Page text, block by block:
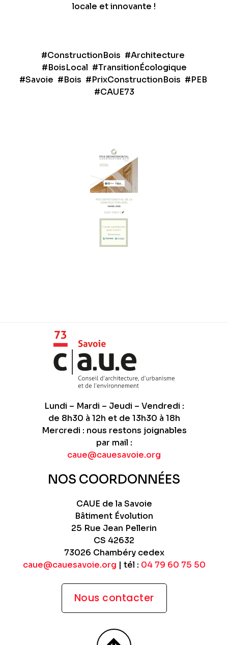
locale et innovante !
#ConstructionBois #Architecture
#BoisLocal #TransitionÉcologique
#Savoie #Bois #PrixConstructionBois #PEB
#CAUE73
Lundi – Mardi – Jeudi – Vendredi :
de 8h30 à 12h et de 13h30 à 18h
Mercredi : nous restons joignables
par mail :
caue@cauesavoie.org
NOS COORDONNÉES
CAUE de la Savoie
Bâtiment Évolution
25 Rue Jean Pellerin
CS 42632
73026 Chambéry cedex
caue@cauesavoie.org | tél : 04 79 60 75 50
Nous contacter